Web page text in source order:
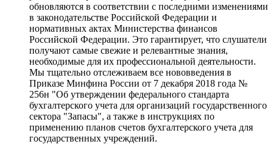
обновляются в соответствии с последними изменениями
в законодательстве Российской Федерации и
нормативных актах Министерства финансов
Российской Федерации. Это гарантирует, что слушатели
получают самые свежие и релевантные знания,
необходимые для их профессиональной деятельности.
Мы тщательно отслеживаем все нововведения в
Приказе Минфина России от 7 декабря 2018 года №
256н "Об утверждении федерального стандарта
бухгалтерского учета для организаций государственного
сектора "Запасы", а также в инструкциях по
применению планов счетов бухгалтерского учета для
государственных учреждений.